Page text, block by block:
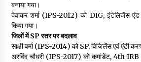
बनाया गया।
देवाकर शर्मा (IPS-2012) को DIG, इंटेलिजेंस एंड
किया गया।
जिलों में SP स्तर पर बदलाव
साक्षी वर्मा (IPS-2014) को SP, विजिलेंस एवं एंटी
अरविंद चौधरी (IPS-2017) को कमांडेंट, 4th IRB